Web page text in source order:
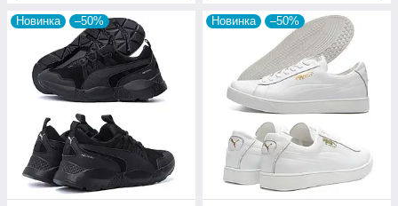
Новинка –50% Новинка –50%